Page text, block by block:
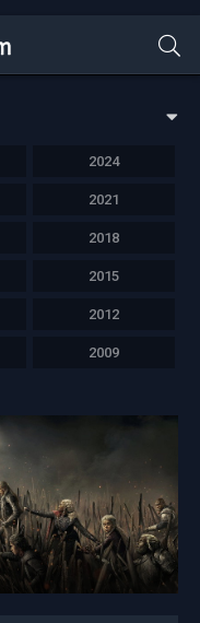
2024
2021
2018
2015
2012
2009